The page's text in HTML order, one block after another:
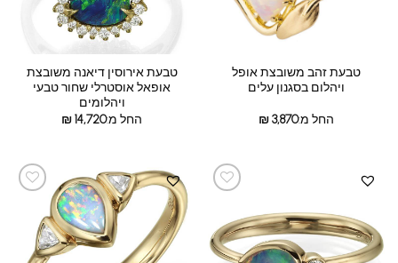
טבעת זהב משובצת אופל
ויהלום בסגנון עלים
החל מ: ₪3,870
טבעת אירוסין דיאנה משובצת
אופאל אוסטרלי שחור טבעי
ויהלומים
החל מ:
₪14,720